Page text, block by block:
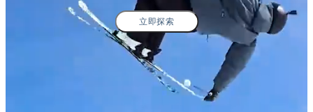
立即探索